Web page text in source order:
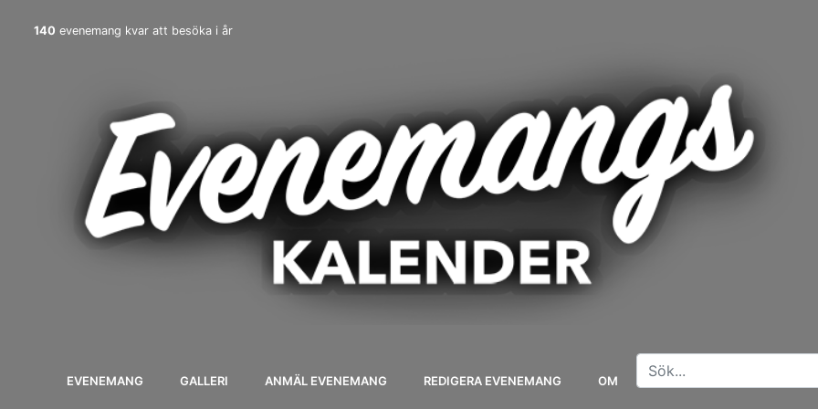
140 evenemang kvar att besöka i år
EVENEMANG GALLERI ANMÄL EVENEMANG REDIGERA EVENEMANG OM